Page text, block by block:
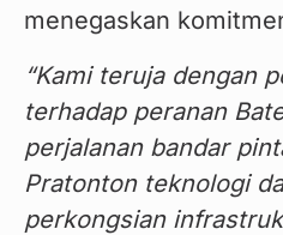
menegaskan
“Kami teruja dengan
terhadap peranan
perjalanan bandar
Pratonton teknologi
perkongsian